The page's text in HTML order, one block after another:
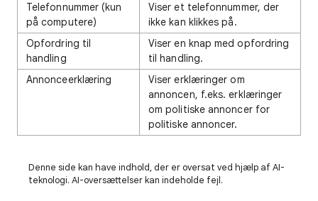
Telefonnummer (kun
på computere)
Viser et telefonnummer, der
ikke kan klikkes på.
Opfordring til
handling
Viser en knap med opfordring
til handling.
Annonceerklæring
Viser erklæringer om
annoncen, f.eks. erklæringer
om politiske annoncer for
politiske annoncer.
Denne side kan have indhold, der er oversat ved hjælp af AI-
teknologi. AI-oversættelser kan indeholde fejl.